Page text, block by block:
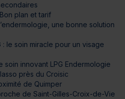
plan et tarif
une bonne solution
: le soin miracle pour un visage
soin innovant LPG Endermologie
près du Croisic
de Quimper
de Saint-Gilles-Croix-de-Vie